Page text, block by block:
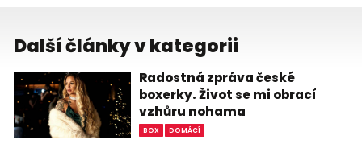
Další články v kategorii
Radostná zpráva české
boxerky. Život se mi obrací
vzhůru nohama
BOX DOMÁCÍ